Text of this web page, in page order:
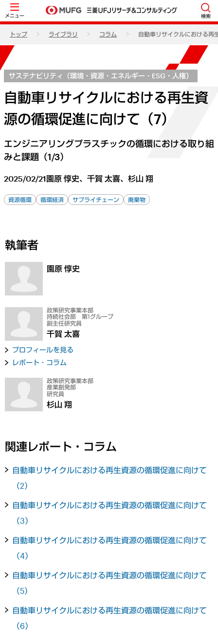
メニュー 検索
トップ ライブラリ コラム 自動車リサイクルにおける再
サステナビリティ（環境・資源・エネルギー・ESG・人権）
自動車リサイクルにおける再生資
源の循環促進に向けて（7）
エンジニアリングプラスチックの循環における取り組
みと課題（1/3）
2025/02/21 園原 惇史、千賀 太喜、杉山 翔
資源循環 循環経済 サプライチェーン 廃棄物
執筆者
園原 惇史
政策研究事業本部
持続社会部 第1グループ
副主任研究員
千賀 太喜
プロフィールを見る
レポート・コラム
政策研究事業本部
産業創発部
研究員
杉山 翔
関連レポート・コラム
自動車リサイクルにおける再生資源の循環促進に向けて
（2）
自動車リサイクルにおける再生資源の循環促進に向けて
（3）
自動車リサイクルにおける再生資源の循環促進に向けて
（4）
自動車リサイクルにおける再生資源の循環促進に向けて
（5）
自動車リサイクルにおける再生資源の循環促進に向けて
（6）